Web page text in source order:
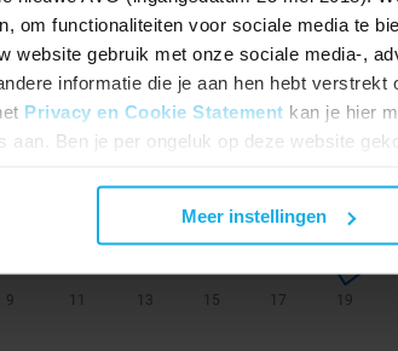
om functionaliteiten voor sociale media te
website gebruik met onze sociale media-,
informatie die je aan hen hebt
Privacy en Cookie Statement kan je hier
aan. Ben je per ongeluk op deze website
Meer instellingen